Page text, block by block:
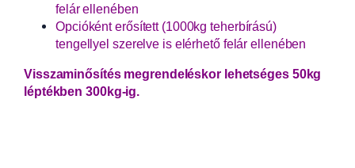
felár ellenében
Opcióként erősített (1000kg teherbírású)
tengellyel szerelve is elérhető felár ellenében
Visszaminősítés megrendeléskor lehetséges 50kg
léptékben 300kg-ig.